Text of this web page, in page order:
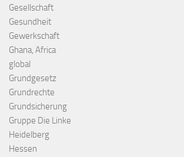
Gesellschaft
Gesundheit
Gewerkschaft
Ghana, Africa
global
Grundgesetz
Grundrechte
Grundsicherung
Gruppe Die Linke
Heidelberg
Hessen